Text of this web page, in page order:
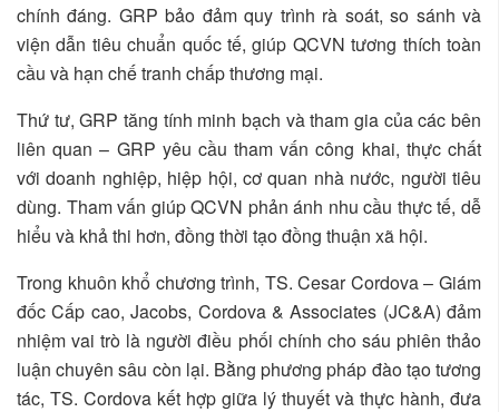
chính đáng. GRP bảo đảm quy trình rà soát, so sánh và
viện dẫn tiêu chuẩn quốc tế, giúp QCVN tương thích toàn
cầu và hạn chế tranh chấp thương mại.
Thứ tư, GRP tăng tính minh bạch và tham gia của các bên
liên quan – GRP yêu cầu tham vấn công khai, thực chất
với doanh nghiệp, hiệp hội, cơ quan nhà nước, người tiêu
dùng. Tham vấn giúp QCVN phản ánh nhu cầu thực tế, dễ
hiểu và khả thi hơn, đồng thời tạo đồng thuận xã hội.
Trong khuôn khổ chương trình, TS. Cesar Cordova – Giám
đốc Cấp cao, Jacobs, Cordova & Associates (JC&A) đảm
nhiệm vai trò là người điều phối chính cho sáu phiên thảo
luận chuyên sâu còn lại. Bằng phương pháp đào tạo tương
tác, TS. Cordova kết hợp giữa lý thuyết và thực hành, đưa